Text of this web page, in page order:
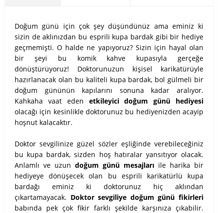
Doğum günü için çok şey düşündünüz ama eminiz ki
sizin de aklınızdan bu esprili kupa bardak gibi bir hediye
geçmemişti. O halde ne yapıyoruz? Sizin için hayal olan
bir şeyi bu komik kahve kupasıyla gerçeğe
dönüştürüyoruz! Doktorunuzun kişisel karikatürüyle
hazırlanacak olan bu kaliteli kupa bardak, bol gülmeli bir
doğum gününün kapılarını sonuna kadar aralıyor.
Kahkaha vaat eden etkileyici doğum günü hediyesi
olacağı için kesinlikle doktorunuz bu hediyenizden acayip
hoşnut kalacaktır.
Doktor sevgilinize güzel sözler eşliğinde verebileceğiniz
bu kupa bardak, sizden hoş hatıralar yansıtıyor olacak.
Anlamlı ve uzun doğum günü mesajları ile harika bir
hediyeye dönüşecek olan bu esprili karikatürlü kupa
bardağı eminiz ki doktorunuz hiç aklından
çıkartamayacak. Doktor sevgiliye doğum günü fikirleri
babında pek çok fikir farklı şekilde karşınıza çıkabilir.